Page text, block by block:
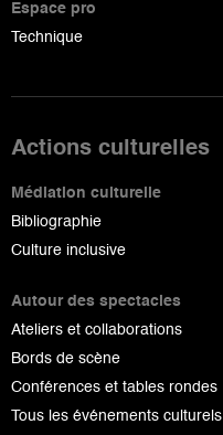
Espace pro
Technique
Actions culturelles
Médiation culturelle
Bibliographie
Culture inclusive
Autour des spectacles
Ateliers et collaborations
Bords de scène
Conférences et tables rondes
Tous les événements culturels